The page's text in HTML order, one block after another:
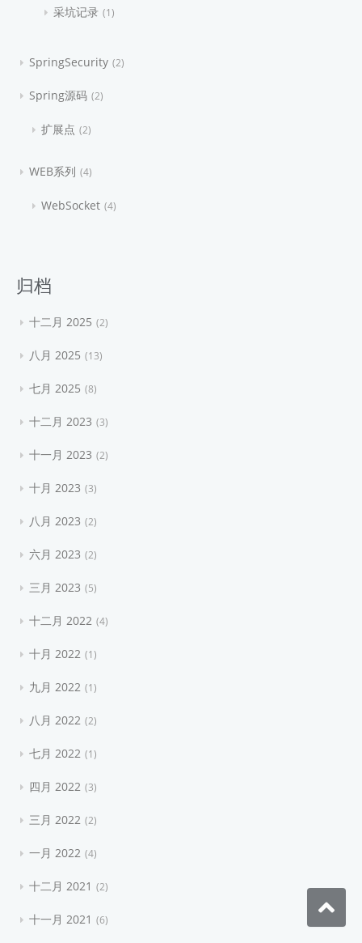
采坑记录 1
SpringSecurity 2
Spring源码 2
扩展点 2
WEB系列 4
WebSocket 4
归档
十二月 2025 2
八月 2025 13
七月 2025 8
十二月 2023 3
十一月 2023 2
十月 2023 3
八月 2023 2
六月 2023 2
三月 2023 5
十二月 2022 4
十月 2022 1
九月 2022 1
八月 2022 2
七月 2022 1
四月 2022 3
三月 2022 2
一月 2022 4
十二月 2021 2
十一月 2021 6